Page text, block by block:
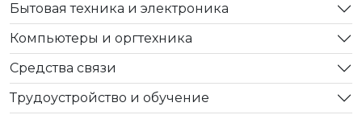
Бытовая техника и электроника
Компьютеры и оргтехника
Средства связи
Трудоустройство и обучение